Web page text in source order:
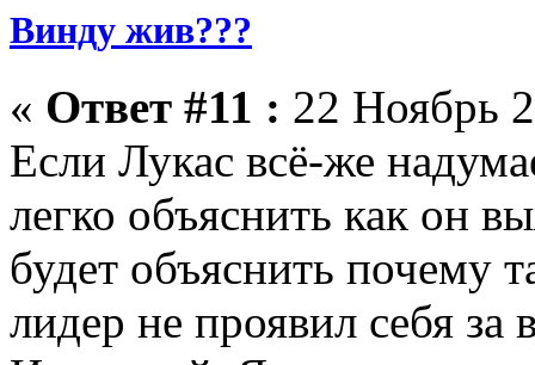
Винду жив???
« Ответ #11 : 22 Ноябрь
Если Лукас всё-же
легко объяснить как он
будет объяснить почему
лидер не проявил себя за